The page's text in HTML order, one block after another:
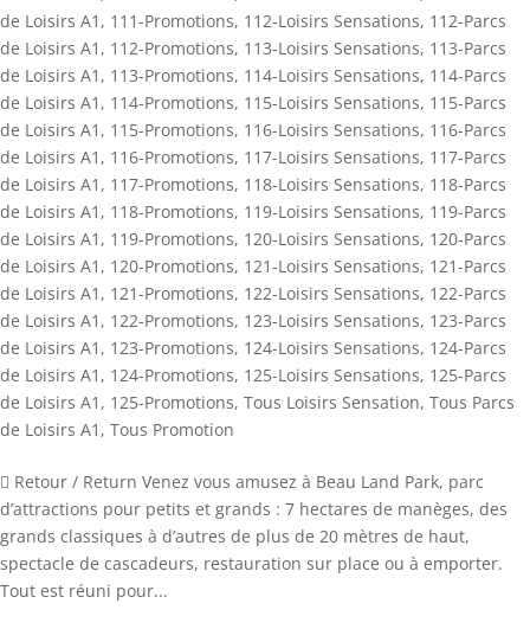
de Loisirs A1 , 111-Promotions, 112-Loisirs Sensations, 112-Parcs
de Loisirs A1 , 112-Promotions, 113-Loisirs Sensations, 113-Parcs
de Loisirs A1 , 113-Promotions, 114-Loisirs Sensations, 114-Parcs
de Loisirs A1 , 114-Promotions, 115-Loisirs Sensations, 115-Parcs
de Loisirs A1 , 115-Promotions, 116-Loisirs Sensations, 116-Parcs
de Loisirs A1 , 116-Promotions, 117-Loisirs Sensations, 117-Parcs
de Loisirs A1 , 117-Promotions, 118-Loisirs Sensations, 118-Parcs
de Loisirs A1 , 118-Promotions, 119-Loisirs Sensations, 119-Parcs
de Loisirs A1 , 119-Promotions, 120-Loisirs Sensations, 120-Parcs
de Loisirs A1 , 120-Promotions, 121-Loisirs Sensations, 121-Parcs
de Loisirs A1 , 121-Promotions, 122-Loisirs Sensations, 122-Parcs
de Loisirs A1 , 122-Promotions, 123-Loisirs Sensations, 123-Parcs
de Loisirs A1 , 123-Promotions, 124-Loisirs Sensations, 124-Parcs
de Loisirs A1 , 124-Promotions, 125-Loisirs Sensations, 125-Parcs
de Loisirs A1 , 125-Promotions, Tous Loisirs Sensation, Tous Parcs
de Loisirs A1 , Tous Promotion
 Retour / Return Venez vous amusez à Beau Land Park, parc
d’attractions pour petits et grands : 7 hectares de manèges, des
grands classiques à d’autres de plus de 20 mètres de haut,
spectacle de cascadeurs, restauration sur place ou à emporter.
Tout est réuni pour...